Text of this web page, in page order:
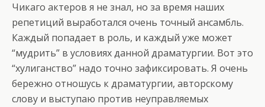
Чикаго актеров я не знал, но за время наших
репетиций выработался очень точный ансамбль.
Каждый попадает в роль, и каждый уже может
“мудрить” в условиях данной драматургии. Вот это
“хулиганство” надо точно зафиксировать. Я очень
бережно отношусь к драматургии, авторскому
слову и выступаю против неуправляемых